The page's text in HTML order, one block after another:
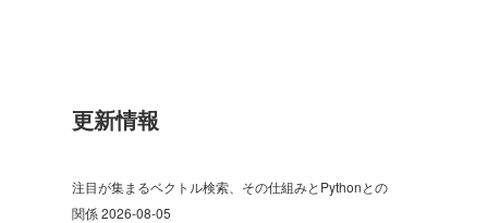
更新情報
注目が集まるベクトル検索、その仕組みとPythonとの
関係2026-08-05